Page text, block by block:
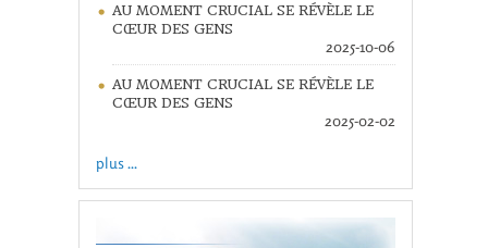
AU MOMENT CRUCIAL SE RÉVÈLE LE
CŒUR DES GENS
2025-10-06
AU MOMENT CRUCIAL SE RÉVÈLE LE
CŒUR DES GENS
2025-02-02
plus ...